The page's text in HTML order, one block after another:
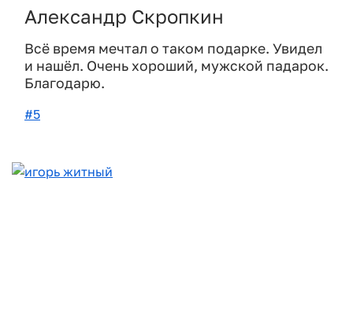
Александр Скропкин
Всё время мечтал о таком подарке. Увидел
и нашёл. Очень хороший, мужской падарок.
Благодарю.
#5